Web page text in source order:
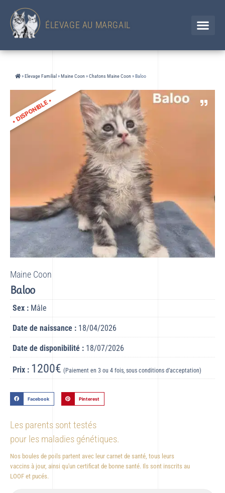
ÉLEVAGE AU MARGAIL
» Elevage Familial » Maine Coon»Chatons Maine Coon» Baloo
•DISPONIBLE•
Maine Coon
Baloo
Sex : Mâle
Date de naissance : 18/04/2026
Date de disponibilité : 18/07/2026
Prix : 1200€ (Paiement en 3 ou 4 fois, sous conditions d’acceptation)
Facebook Pinterest
Les parents sont testés
pour les maladies génétiques.
Nos boules de poils partent avec leur carnet de santé, tous leurs
vaccins à jour, ainsi qu'un certificat de bonne santé. Ils sont inscrits au
LOOF et pucés.